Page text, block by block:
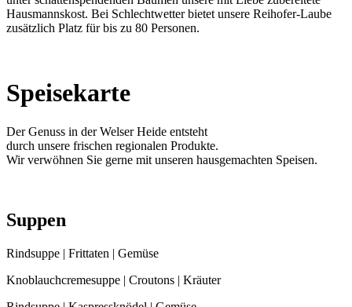
Hausmannskost. Bei Schlechtwetter bietet unsere Reihofer-Laube
zusätzlich Platz für bis zu 80 Personen.
Speisekarte
Der Genuss in der Welser Heide entsteht
durch unsere frischen regionalen Produkte.
Wir verwöhnen Sie gerne mit unseren hausgemachten Speisen.
Suppen
Rindsuppe | Frittaten | Gemüse
Knoblauchcremesuppe | Croutons | Kräuter